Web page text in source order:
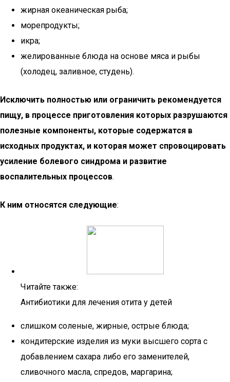
жирная океаническая рыба;
морепродукты;
икра;
желированные блюда на основе мяса и рыбы
(холодец, заливное, студень).
Исключить полностью или ограничить рекомендуется
пищу, в процессе приготовления которых разрушаются
полезные компоненты, которые содержатся в
исходных продуктах, и которая может спровоцировать
усиление болевого синдрома и развитие
воспалительных процессов.
К ним относятся следующие:
Читайте также:
Антибиотики для лечения отита у детей
слишком соленые, жирные, острые блюда;
кондитерские изделия из муки высшего сорта с
добавлением сахара либо его заменителей,
сливочного масла, спредов, маргарина;